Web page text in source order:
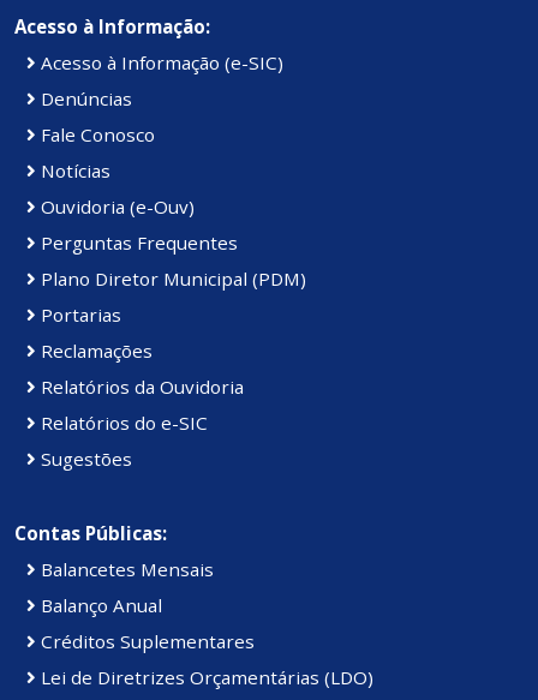
Acesso à Informação:
Acesso à Informação (e-SIC)
Denúncias
Fale Conosco
Notícias
Ouvidoria (e-Ouv)
Perguntas Frequentes
Plano Diretor Municipal (PDM)
Portarias
Reclamações
Relatórios da Ouvidoria
Relatórios do e-SIC
Sugestões
Contas Públicas:
Balancetes Mensais
Balanço Anual
Créditos Suplementares
Lei de Diretrizes Orçamentárias (LDO)